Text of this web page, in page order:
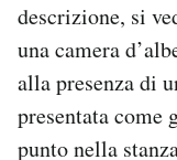
Notifiche
Regala il Post
descrizione, si
una camera
alla presenza di
presentata
punto nella